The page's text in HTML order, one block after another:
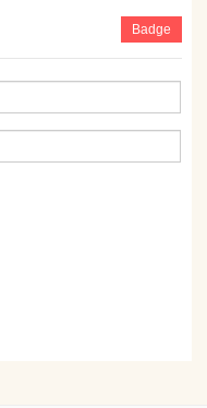
Badge